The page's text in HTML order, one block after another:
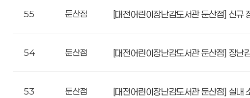
55 둔산점 [대전어린이장난감도서관 둔산점] 신규
54 둔산점 [대전어린이장난감도서관 둔산점] 장난
53 둔산점 [대전어린이장난감도서관 둔산점] 실내